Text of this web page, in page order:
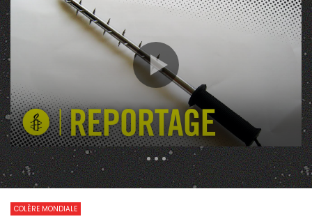
310 Views
102 0
COLÈRE MONDIALE